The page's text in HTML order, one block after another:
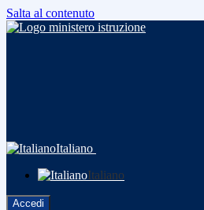
Salta al contenuto
Italiano
Italiano
Accedi